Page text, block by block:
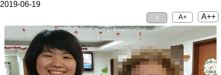
2019-06-19
A A+ A++